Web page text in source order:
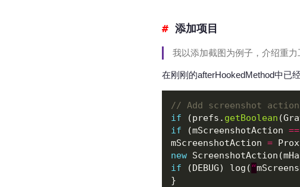
添加项目
我以添加截图为例子，介绍重
在刚刚的afterHookedMethod中已
// Add screenshot
if (prefs. getBoolean
if (mScreenshotAction ==
mScreenshotAction =
new
if (DEBUG) log(“